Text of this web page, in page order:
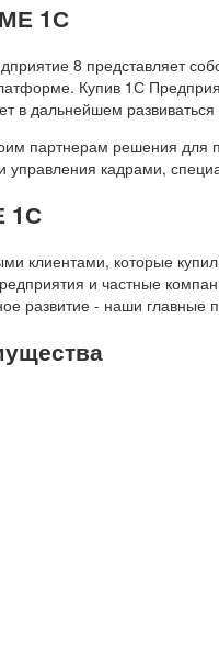
1С
8 представляет
Купив 1С
в дальнейшем
партнерам решения для
управления кадрами,
1С
клиентами, которые
и частные
развитие - наши главные